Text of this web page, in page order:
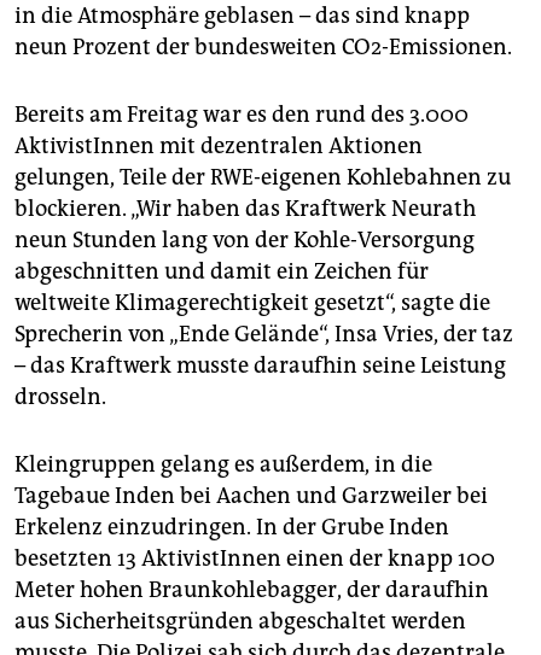
in die Atmosphäre geblasen – das sind knapp
neun Prozent der bundesweiten CO2-Emissionen.
Bereits am Freitag war es den rund des 3.000
AktivistInnen mit dezentralen Aktionen
gelungen, Teile der RWE-eigenen Kohlebahnen zu
blockieren. „Wir haben das Kraftwerk Neurath
neun Stunden lang von der Kohle-Versorgung
abgeschnitten und damit ein Zeichen für
weltweite Klimagerechtigkeit gesetzt“, sagte die
Sprecherin von „Ende Gelände“, Insa Vries, der taz
– das Kraftwerk musste daraufhin seine Leistung
drosseln.
Kleingruppen gelang es außerdem, in die
Tagebaue Inden bei Aachen und Garzweiler bei
Erkelenz einzudringen. In der Grube Inden
besetzten 13 AktivistInnen einen der knapp 100
Meter hohen Braunkohlebagger, der daraufhin
aus Sicherheitsgründen abgeschaltet werden